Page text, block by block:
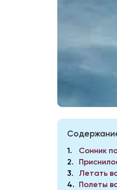
1
Сонник
2
3
Летать
4
Полеты